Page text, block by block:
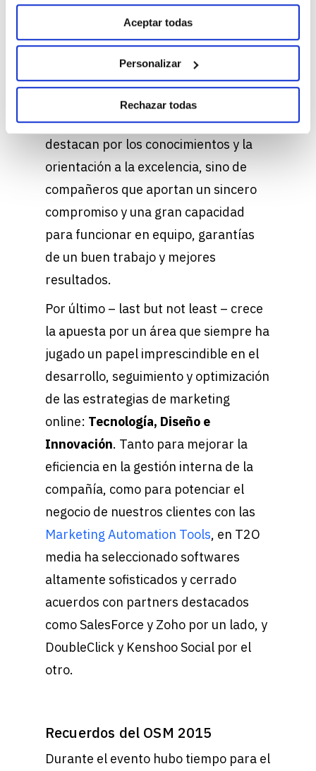
geográfica e identificar su dispositivo. Obtenga más
información sobre cómo se procesan sus datos
personales y establezca sus preferencias en la sección
de Personalizar. Puede cambiar o retirar su
Configuración de cookies. Para más información revise
Política de cookies
Aceptar todas
Personalizar
Rechazar todas
Otro de los ejes fundamentales para
el cambio es sin duda elequipo
media y uno de los aspectos más
apreciados por nuestros clientes. No
sólo se trata de profesionales que
destacan por los conocimientos y la
orientación a la excelencia, sino de
compañeros que aportan un sincero
compromiso y una gran capacidad
para funcionar en equipo, garantías
de un buen trabajo y mejores
resultados.
Por último – last but not least – crece
la apuesta por un área que siempre ha
jugado un papel imprescindible en el
desarrollo, seguimiento y optimización
de las estrategias de marketing
online: Tecnología, Diseño e
Innovación. Tanto para mejorar la
eficiencia en la gestión interna de la
compañía, como para potenciar el
negocio de nuestros clientes con las
Marketing Automation Tools, en T2O
media ha seleccionado softwares
altamente sofisticados y cerrado
acuerdos con partners destacados
como SalesForce y Zoho por un lado, y
DoubleClick y Kenshoo Social por el
otro.
Recuerdos del OSM 2015
Durante el evento hubo tiempo para el